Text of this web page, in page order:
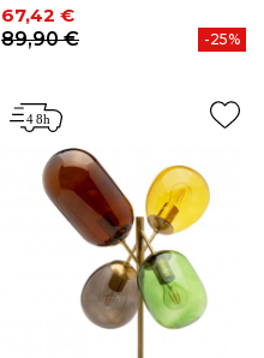
Prix
67,42 €
Prix de base
89,90 €
-25%